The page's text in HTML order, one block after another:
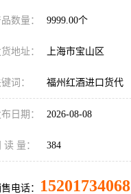
数量： 9999.00个
地址： 上海市宝山区
词： 福州红酒进口货代
日期： 2026-08-08
读 量： 384
电话： 15201734068